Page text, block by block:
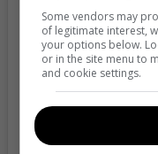
View
Some vendors may
of legitimate interest,
your options below.
or in the site menu to
and cookie settings.